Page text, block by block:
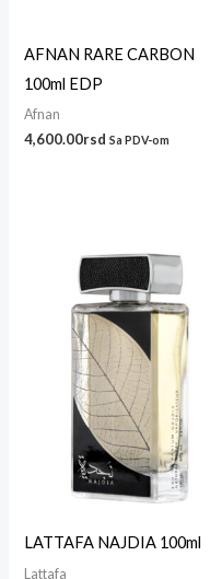
AFNAN RARE CARBON
100ml EDP
Afnan
4,600.00rsd Sa PDV-om
LATTAFA NAJDIA 100ml
Lattafa